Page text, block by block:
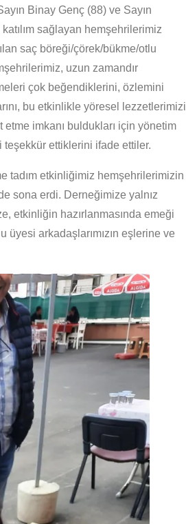
Binay Genç (88) ve Sayın
sağlayan hemşehrilerimiz
saç böreği/çörek/bükme/otlu
uzun zamandır
çok beğendiklerini, özlemini
bu etkinlikle yöresel lezzetlerimizi
imkanı buldukları için yönetim
teşekkür ettiklerini ifade ettiler.
tadım etkinliğimiz hemşehrilerimizin
sona erdi. Derneğimize yalnız
etkinliğin hazırlanmasında emeği
arkadaşlarımızın eşlerine ve